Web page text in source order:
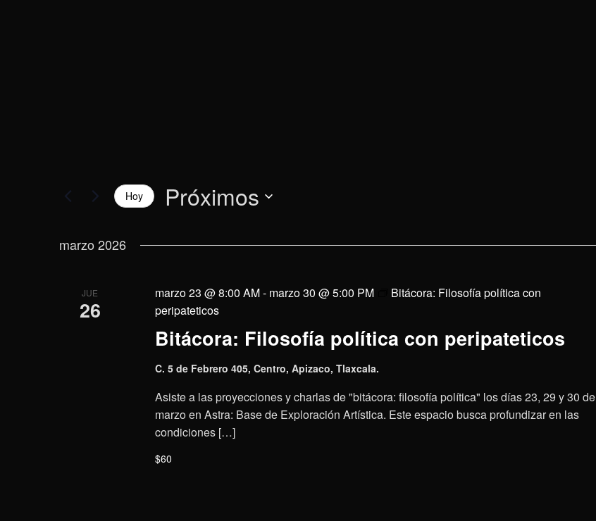
Hoy Próximos
fecha.
marzo 2026
JUE
26
Bitácora: Filosofía política con peripateticos
marzo 23 @ 8:00 AM- marzo 30 @ 5:00 PM
Bitácora: Filosofía política con
peripateticos
C. 5 de Febrero 405, Centro, Apizaco, Tlaxcala.
Asiste a las proyecciones y charlas de "bitácora: filosofía política" los días 23, 29 y 30 de
marzo en Astra: Base de Exploración Artística. Este espacio busca profundizar en las
condiciones […]
$60